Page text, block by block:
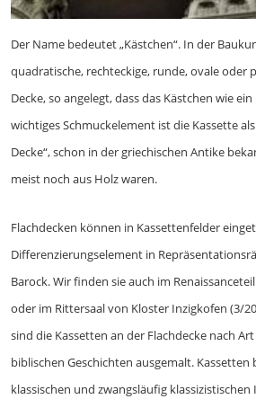
Der Name bedeutet „Kästchen“. In der
quadratische, rechteckige, runde, ovale oder
Decke, so angelegt, dass das Kästchen wie
wichtiges Schmuckelement ist die Kassette als
Decke“, schon in der griechischen Antike
meist noch aus Holz waren.
Flachdecken können in Kassettenfelder
Differenzierungselement in
Barock. Wir finden sie auch im
oder im Rittersaal von Kloster Inzigkofen (3/
sind die Kassetten an der Flachdecke nach
biblischen Geschichten ausgemalt.
klassischen und zwangsläufig